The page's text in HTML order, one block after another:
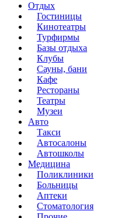
Отдых
Гостиницы
Кинотеатры
Турфирмы
Базы отдыха
Клубы
Сауны, бани
Кафе
Рестораны
Театры
Музеи
Авто
Такси
Автосалоны
Автошколы
Медицина
Поликлиники
Больницы
Аптеки
Стоматология